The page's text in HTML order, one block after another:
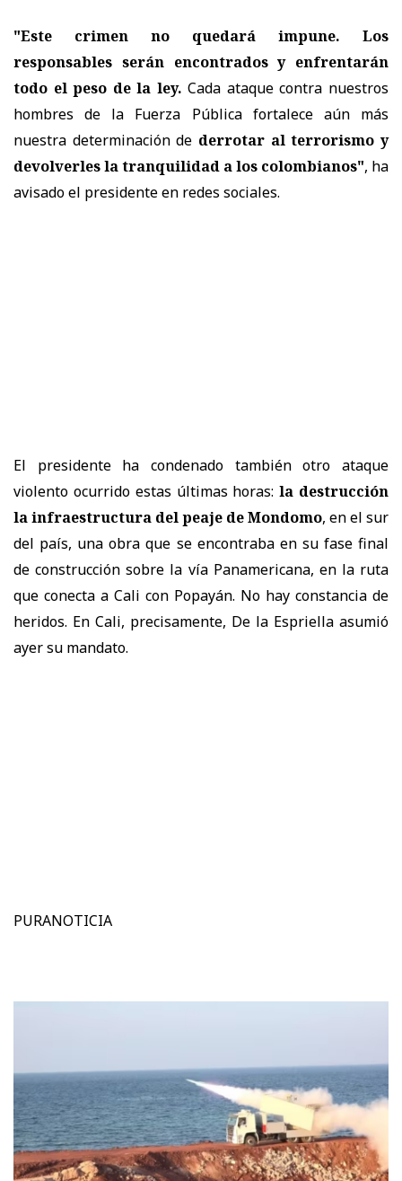
"Este crimen no quedará impune. Los
responsables serán encontrados y enfrentarán
todo el peso de la ley. Cada ataque contra nuestros
hombres de la Fuerza Pública fortalece aún más
nuestra determinación de derrotar al terrorismo y
devolverles la tranquilidad a los colombianos", ha
avisado el presidente en redes sociales.
El presidente ha condenado también otro ataque
violento ocurrido estas últimas horas:la destrucción
la infraestructura del peaje de Mondomo, en el sur
del país, una obra que se encontraba en su fase final
de construcción sobre la vía Panamericana, en la ruta
que conecta a Cali con Popayán. No hay constancia de
heridos. En Cali, precisamente, De la Espriella asumió
ayer su mandato.
PURANOTICIA